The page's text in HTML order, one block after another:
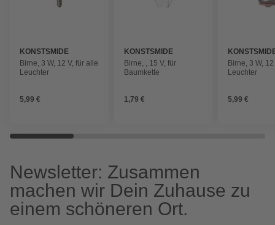
KONSTSMIDE
Birne, 3 W, 12 V, für alle
Leuchter
5,99 €
KONSTSMIDE
Birne, , 15 V, für
Baumkette
1,79 €
Birne, 3 W,
Leuchter
5,99 €
Newsletter: Zusammen
machen wir Dein Zuhause zu
einem schöneren Ort.